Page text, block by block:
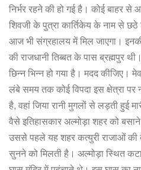
निर्भररहनेकीहोगईहै। कोईबाहरसे
शिवजीकेपुत्राकार्तिकेयकेनामसेछठे
आजभीसंग्रहालयमेंमिलजाएगा।
कीराजधानीतिब्बतकेपासब्रह्मपुर थी।
छिन्नभिन्नहोगयाहै। मददकीजिए।
लंबेसमयतककोईविपदाइसक्षेत्रापर
है, वहांजियारानीमुगलोंसेलड़तीहुई
वैसेइतिहासकारअल्मोड़ाशहरकोबसाने
उससेपहलेयहशहरकत्युरीराजाओंकी
सुननेकोमिलतीहै। अल्मोड़ास्थित